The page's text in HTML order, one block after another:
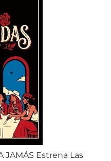
JAMÁS Estrena Las